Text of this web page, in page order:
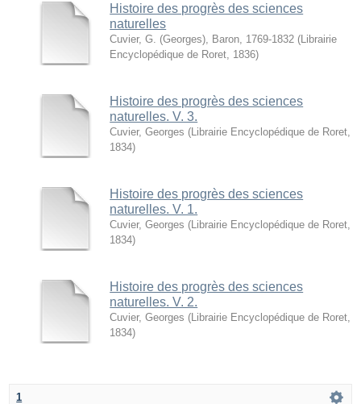
Histoire des progrès des sciences
naturelles
Cuvier, G. (Georges), Baron, 1769-1832 ( Librairie
Encyclopédique de Roret 1836)
Histoire des progrès des sciences
naturelles. V. 3.
Cuvier, Georges ( Librairie Encyclopédique de Roret
1834)
Histoire des progrès des sciences
naturelles. V. 1.
Cuvier, Georges ( Librairie Encyclopédique de Roret
1834)
Histoire des progrès des sciences
naturelles. V. 2.
Cuvier, Georges ( Librairie Encyclopédique de Roret
1834)
1